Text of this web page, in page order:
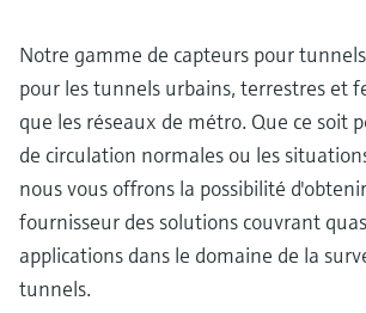
Notre gamme de capteurs pour tunnels
pour les tunnels urbains, terrestres et
que les réseaux de métro. Que ce soit
de circulation normales ou les
nous vous offrons la possibilité
fournisseur des solutions couvrant
applications dans le domaine de la
tunnels.